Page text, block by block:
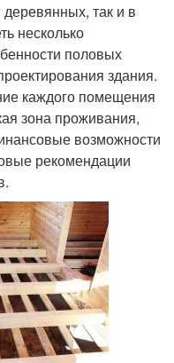
деревянных, так и в
несколько
половых
здания.
каждого помещения
зона проживания,
возможности
рекомендации